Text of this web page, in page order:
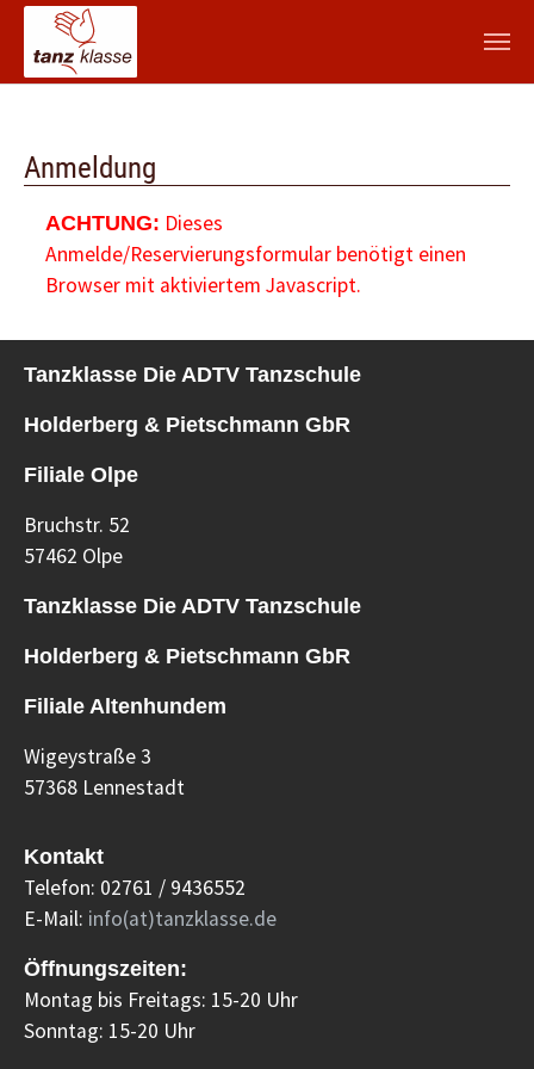
Anmeldung
ACHTUNG: Dieses
Anmelde/Reservierungsformular benötigt einen
Browser mit aktiviertem Javascript.
Tanzklasse Die ADTV Tanzschule
Holderberg & Pietschmann GbR
Filiale Olpe
Bruchstr. 52
57462 Olpe
Tanzklasse Die ADTV Tanzschule
Holderberg & Pietschmann GbR
Filiale Altenhundem
Wigeystraße 3
57368 Lennestadt
Kontakt
Telefon: 02761 / 9436552
E-Mail: info(at)tanzklasse.de
Öffnungszeiten:
Montag bis Freitags: 15-20 Uhr
Sonntag: 15-20 Uhr